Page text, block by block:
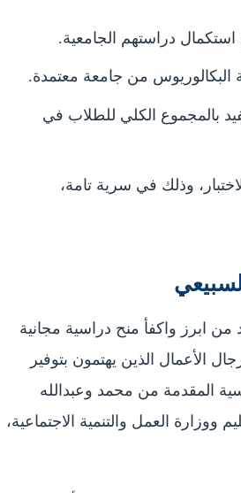
دراستهم الجامعية.
من جامعة معتمدة.
بالمجموع الكلي للطلاب في
وذلك في سرية تامة،
من ابرز واكفأ منح دراسية مجانية
وهم يعدون من أكبر رجال الأعمال الذين يهتمون بتوفير
المقدمة من محمد وعبدالله
ووزارة العمل والتنمية الاجتماعية،